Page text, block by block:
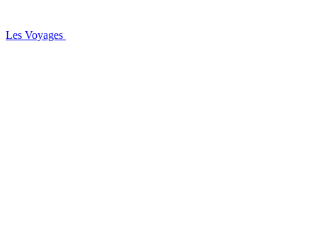
Les Voyages